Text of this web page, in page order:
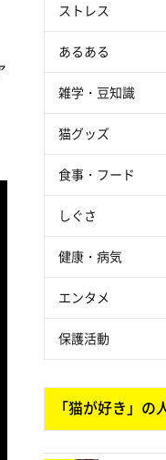
ストレス
あるある
雑学・豆知識
猫グッズ
食事・フード
しぐさ
健康・病気
エンタメ
保護活動
「猫が好き」の